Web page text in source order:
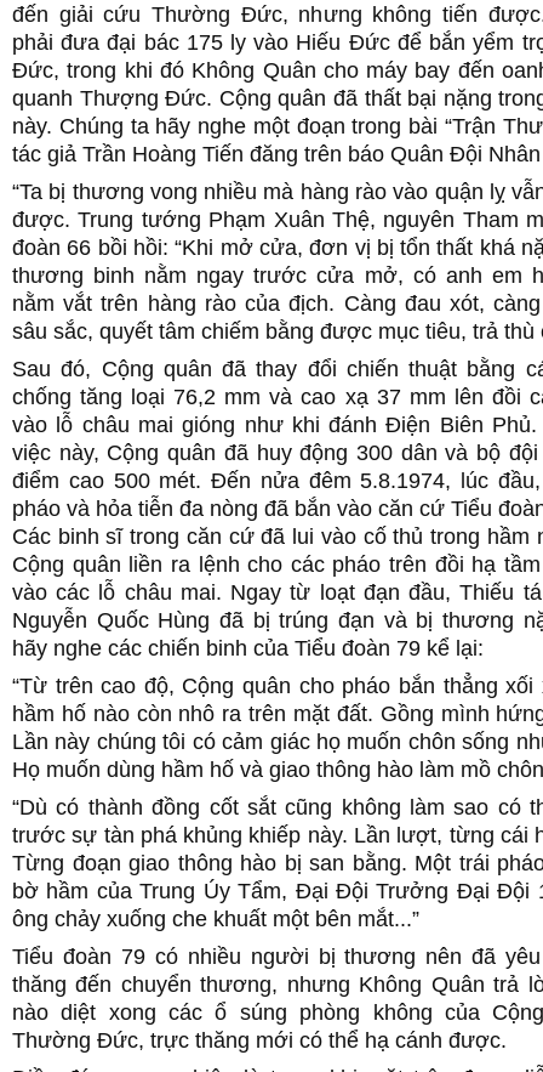
đến giải cứu Thường Đức, nhưng không tiến
phải đưa đại bác 175 ly vào Hiếu Đức để bắn yểm
Đức, trong khi đó Không Quân cho máy bay đến
quanh Thượng Đức. Cộng quân đã thất bại nặng
này. Chúng ta hãy nghe một đoạn trong bài “Trận
tác giả Trần Hoàng Tiến đăng trên báo Quân Đội
“Ta bị thương vong nhiều mà hàng rào vào quận lỵ
được. Trung tướng Phạm Xuân Thệ, nguyên Tham
đoàn 66 bồi hồi: “Khi mở cửa, đơn vị bị tổn thất khá
thương binh nằm ngay trước cửa mở, có anh em
nằm vắt trên hàng rào của địch. Càng đau xót,
sâu sắc, quyết tâm chiếm bằng được mục tiêu, trả thù
Sau đó, Cộng quân đã thay đổi chiến thuật bằng
chống tăng loại 76,2 mm và cao xạ 37 mm lên đồi
vào lỗ châu mai gióng như khi đánh Điện Biên
việc này, Cộng quân đã huy động 300 dân và bộ
điểm cao 500 mét. Đến nửa đêm 5.8.1974, lúc
pháo và hỏa tiễn đa nòng đã bắn vào căn cứ Tiểu
Các binh sĩ trong căn cứ đã lui vào cố thủ trong
Cộng quân liền ra lệnh cho các pháo trên đồi hạ
vào các lỗ châu mai. Ngay từ loạt đạn đầu, Thiếu
Nguyễn Quốc Hùng đã bị trúng đạn và bị thương
hãy nghe các chiến binh của Tiểu đoàn 79 kể lại:
“Từ trên cao độ, Cộng quân cho pháo bắn thẳng
hầm hố nào còn nhô ra trên mặt đất. Gồng mình
Lần này chúng tôi có cảm giác họ muốn chôn sống
Họ muốn dùng hầm hố và giao thông hào làm mồ
“Dù có thành đồng cốt sắt cũng không làm sao có
trước sự tàn phá khủng khiếp này. Lần lượt, từng cái
Từng đoạn giao thông hào bị san bằng. Một trái
bờ hầm của Trung Úy Tẩm, Đại Đội Trưởng Đại Đội
ông chảy xuống che khuất một bên mắt...”
Tiểu đoàn 79 có nhiều người bị thương nên đã
thăng đến chuyển thương, nhưng Không Quân trả
nào diệt xong các ổ súng phòng không của
Thường Đức, trực thăng mới có thể hạ cánh được.